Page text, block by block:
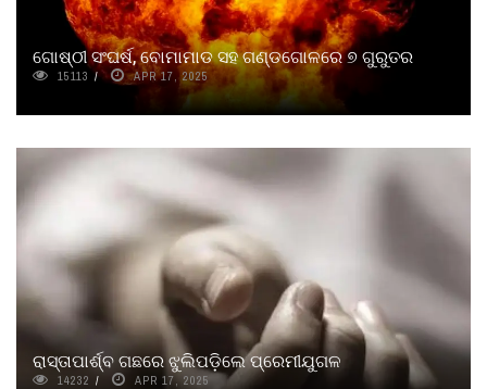
ଗୋଷ୍ଠୀ ସଂଘର୍ଷ, ବୋମାମାଡ ସହ ଗଣ୍ଡଗୋଳରେ ୭ ଗୁରୁତର
15113 APR 17, 2025
ରାସ୍ତାପାର୍ଶ୍ବ ଗଛରେ ଝୁଲିପଡ଼ିଲେ ପ୍ରେମୀଯୁଗଳ
14232 APR 17, 2025